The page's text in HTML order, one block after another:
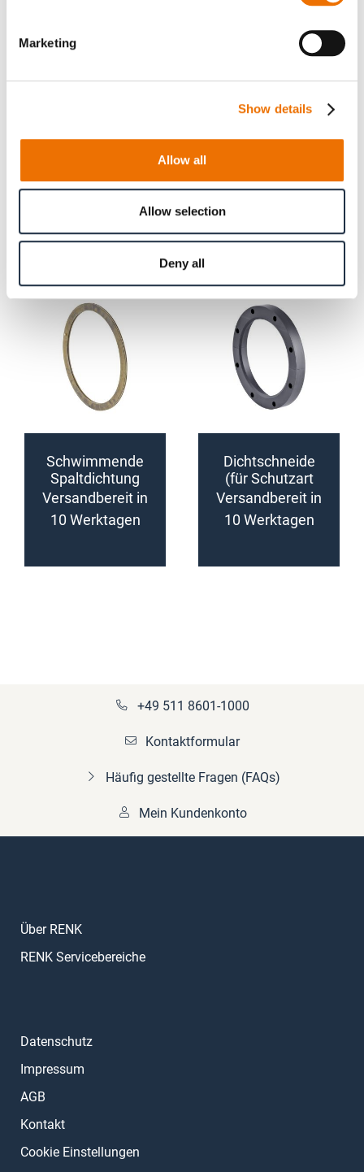
Marketing
Show details
Allow all
Allow selection
Deny all
(200836262), Ø 200 (200836274), Ø 225 (200836260),
(200836278), Ø 315 (200836271), Ø 355 (200350028)
Verwandte Artikel
Schwimmende
Spaltdichtung
(konfigurierbar)
Versandbereit in
10 Werktagen
Dichtschneide
(für Schutzart
IP55,
konfigurierbar)
Versandbereit in
10 Werktagen
+49 511 8601-1000
Kontaktformular
Häufig gestellte Fragen (FAQs)
Mein Kundenkonto
Über RENK
RENK Servicebereiche
Datenschutz
Impressum
AGB
Kontakt
Cookie Einstellungen